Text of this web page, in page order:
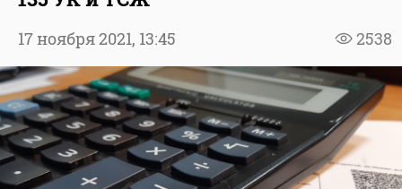
2538
17 ноября 2021, 13:45